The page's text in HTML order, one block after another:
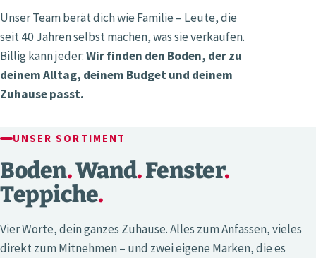
Unser Team berät dich wie Familie – Leute, die
seit 40 Jahren selbst machen, was sie verkaufen.
Billig kann jeder:Wir finden den Boden, der zu
deinem Alltag, deinem Budget und deinem
Zuhause passt.
UNSER SORTIMENT
Boden.Wand.Fenster.
Teppiche.
Vier Worte, dein ganzes Zuhause. Alles zum Anfassen, vieles
direkt zum Mitnehmen – und zwei eigene Marken, die es